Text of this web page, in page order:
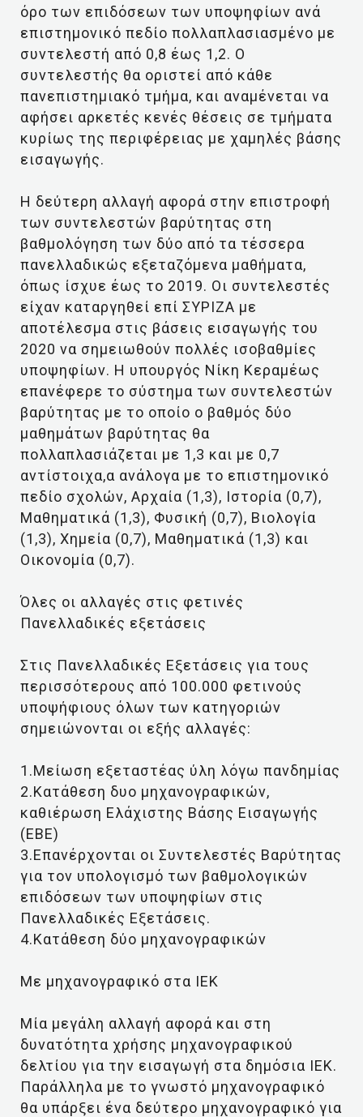
όρο των επιδόσεων των υποψηφίων ανά
επιστημονικό πεδίο πολλαπλασιασμένο με
συντελεστή από 0,8 έως 1,2. Ο
συντελεστής θα οριστεί από κάθε
πανεπιστημιακό τμήμα, και αναμένεται να
αφήσει αρκετές κενές θέσεις σε τμήματα
κυρίως της περιφέρειας με χαμηλές βάσης
εισαγωγής.
Η δεύτερη αλλαγή αφορά στην επιστροφή
των συντελεστών βαρύτητας στη
βαθμολόγηση των δύο από τα τέσσερα
πανελλαδικώς εξεταζόμενα μαθήματα,
όπως ίσχυε έως το 2019. Οι συντελεστές
είχαν καταργηθεί επί ΣΥΡΙΖΑ με
αποτέλεσμα στις βάσεις εισαγωγής του
2020 να σημειωθούν πολλές ισοβαθμίες
υποψηφίων. Η υπουργός Νίκη Κεραμέως
επανέφερε το σύστημα των συντελεστών
βαρύτητας με το οποίο ο βαθμός δύο
μαθημάτων βαρύτητας θα
πολλαπλασιάζεται με 1,3 και με 0,7
αντίστοιχα,α ανάλογα με το επιστημονικό
πεδίο σχολών, Αρχαία (1,3), Ιστορία (0,7),
Μαθηματικά (1,3), Φυσική (0,7), Βιολογία
(1,3), Χημεία (0,7), Μαθηματικά (1,3) και
Οικονομία (0,7).
Όλες οι αλλαγές στις φετινές
Πανελλαδικές εξετάσεις
Στις Πανελλαδικές Εξετάσεις για τους
περισσότερους από 100.000 φετινούς
υποψήφιους όλων των κατηγοριών
σημειώνονται οι εξής αλλαγές:
1.Μείωση εξεταστέας ύλη λόγω πανδημίας
2.Κατάθεση δυο μηχανογραφικών,
καθιέρωση Ελάχιστης Βάσης Εισαγωγής
(ΕΒΕ)
3.Επανέρχονται οι Συντελεστές Βαρύτητας
για τον υπολογισμό των βαθμολογικών
επιδόσεων των υποψηφίων στις
Πανελλαδικές Εξετάσεις.
4.Κατάθεση δύο μηχανογραφικών
Με μηχανογραφικό στα ΙΕΚ
Μία μεγάλη αλλαγή αφορά και στη
δυνατότητα χρήσης μηχανογραφικού
δελτίου για την εισαγωγή στα δημόσια ΙΕΚ.
Παράλληλα με το γνωστό μηχανογραφικό
θα υπάρξει ένα δεύτερο μηχανογραφικό για